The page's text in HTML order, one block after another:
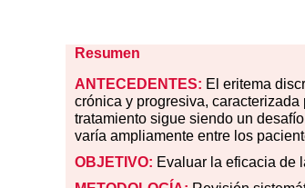
Resumen
ANTECEDENTES: El eritema
crónica y progresiva,
tratamiento sigue siendo un
varía ampliamente entre los
OBJETIVO: Evaluar la eficacia de